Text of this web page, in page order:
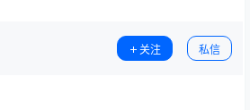
关注 私信